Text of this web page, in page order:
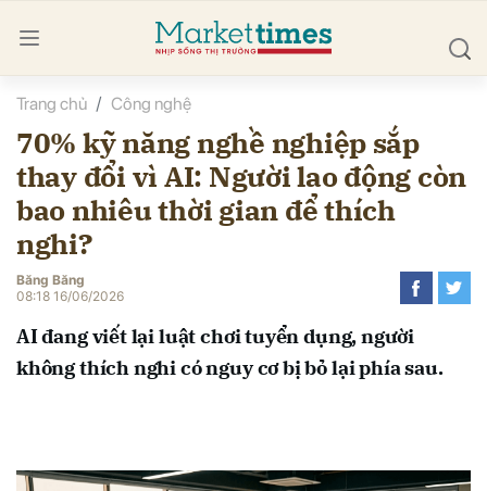
Trang chủ Công nghệ
70% kỹ năng nghề nghiệp sắp
thay đổi vì AI: Người lao động còn
bao nhiêu thời gian để thích
nghi?
Băng Băng
08:18 16/06/2026
AI đang viết lại luật chơi tuyển dụng, người
không thích nghi có nguy cơ bị bỏ lại phía sau.
luận